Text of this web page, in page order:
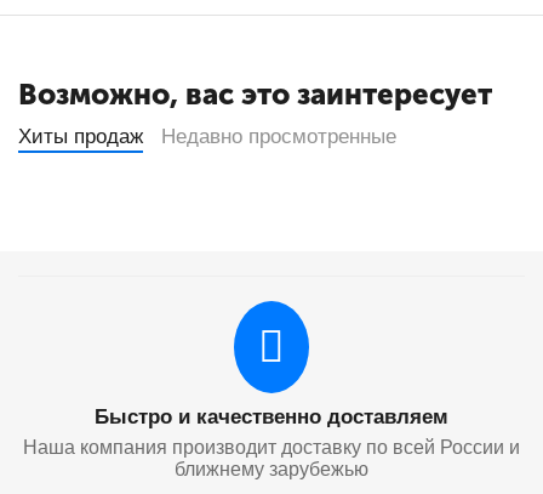
Возможно, вас это заинтересует
Хиты продаж Недавно просмотренные
Быстро и качественно доставляем
Наша компания производит доставку по всей России и
ближнему зарубежью